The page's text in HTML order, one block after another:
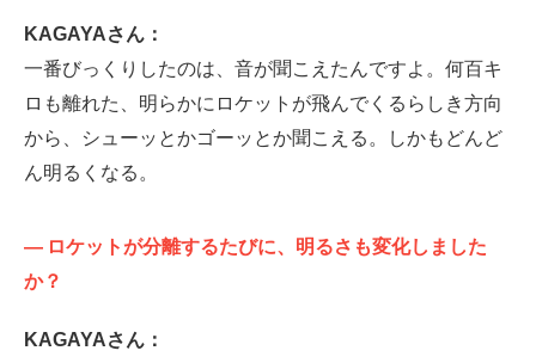
KAGAYAさん：
一番びっくりしたのは、音が聞こえたんですよ。何百キ
ロも離れた、明らかにロケットが飛んでくるらしき方向
から、シューッとかゴーッとか聞こえる。しかもどんど
ん明るくなる。
— ロケットが分離するたびに、明るさも変化しました
か？
KAGAYAさん：